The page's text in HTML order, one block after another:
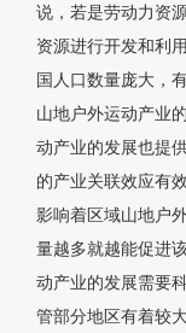
说，若是劳动力资
资源进行开发和利
国人口数量庞大，
山地户外运动产业
动产业的发展也提
的产业关联效应有
影响着区域山地户
量越多就越能促进
动产业的发展需要
管部分地区有着较